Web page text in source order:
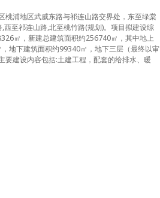
桃浦地区武威东路与祁连山路交界处，东至绿棠
西至祁连山路,北至桃竹路(规划)。项目拟建设综
㎡，新建总建筑面积约256740㎡，其中地上
地下建筑面积约99340㎡，地下三层（最终以审
要建设内容包括:土建工程，配套的给排水、暖